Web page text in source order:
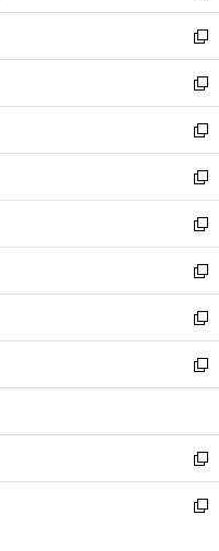
ン
ド
ウ
で
開
く
ウ
ィ
ン
ド
ウ
で
開
く
し
い
ウ
ィ
ン
ド
ウ
で
開
く
新
し
い
ウ
ィ
ン
ド
ウ
で
開
く
新
し
い
ウ
ィ
ン
ド
ウ
で
開
く
新
し
い
ウ
ィ
ン
ド
ウ
で
開
く
新
し
い
ウ
ィ
ン
ド
ウ
で
開
新
し
い
ウ
ィ
ン
ド
ウ
開
く
新
し
い
ウ
ィ
ン
ウ
で
開
く
新
し
い
ウ
ン
ド
ウ
で
新
し
ウ
ィ
ン
ド
新
し
い
新